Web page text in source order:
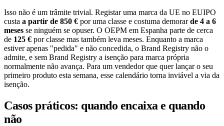
Isso não é um trâmite trivial. Registar uma marca da UE no EUIPO
custa a partir de 850 € por uma classe e costuma demorarde 4 a 6
meses se ninguém se opuser. O OEPM em Espanha parte de cerca
de 125 € por classe mas também leva meses. Enquanto a marca
estiver apenas "pedida" e não concedida, o Brand Registry não o
admite, e sem Brand Registry a isenção para marca própria
normalmente não avança. Para um vendedor que quer lançar o seu
primeiro produto esta semana, esse calendário torna inviável a via da
isenção.
Casos práticos: quando encaixa e quando
não